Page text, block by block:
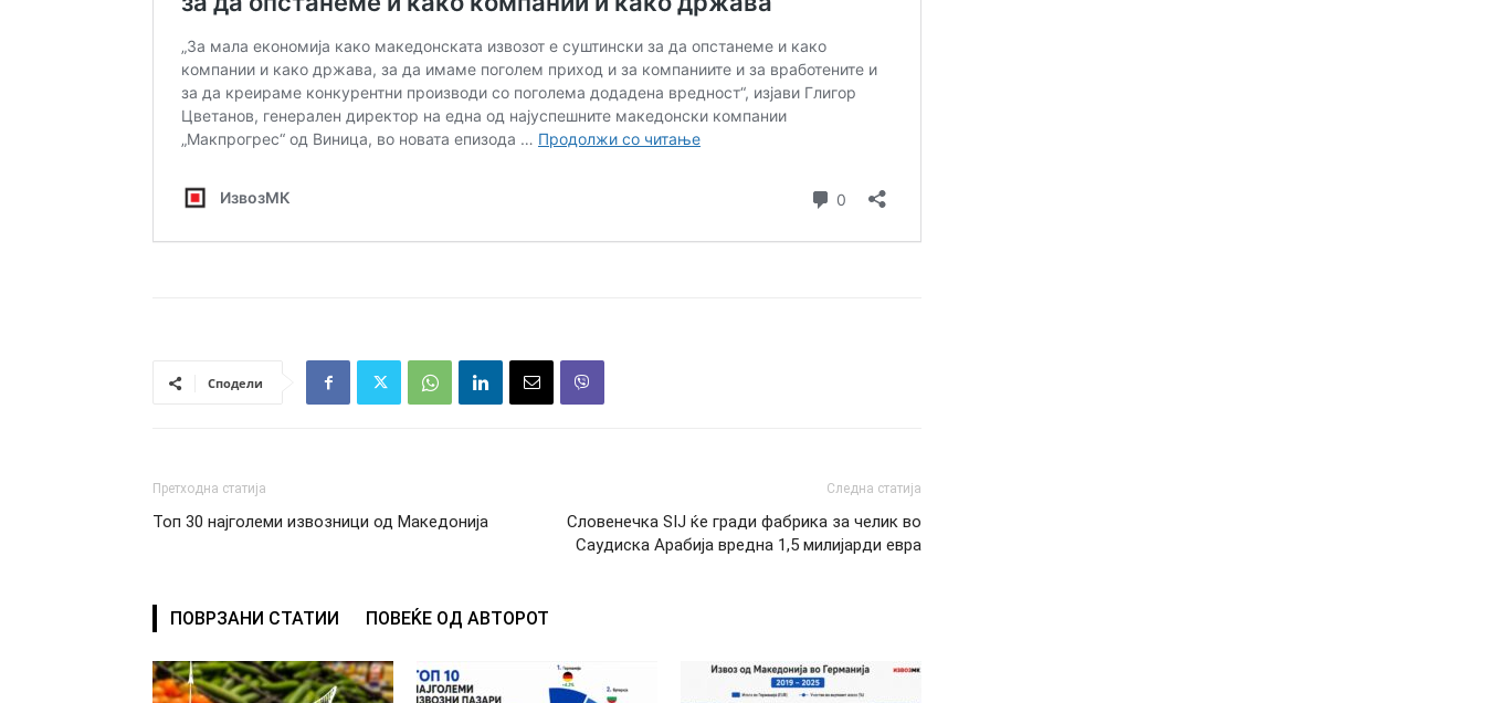
Сподели
Претходна статија
Топ 30 најголеми извозници од Македонија
Следна статија
Словенечкa SIJ ќе гради фабрика за челик во
Саудиска Арабија вредна 1,5 милијарди евра
ПОВРЗАНИ СТАТИИ ПОВЕЌЕ ОД АВТОРОТ